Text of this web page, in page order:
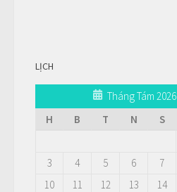
LỊCH
Tháng Tám 2026
H
B T N S
3
4 5 6 7
10
11 12 13 14